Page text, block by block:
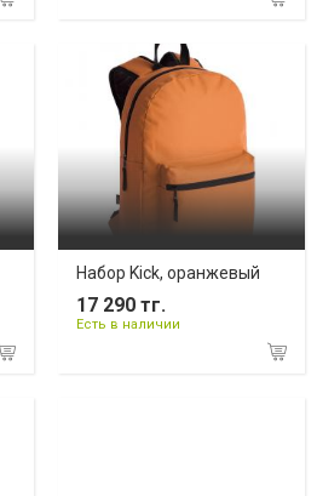
Набор Kick, оранжевый
17 290 тг.
Есть в наличии